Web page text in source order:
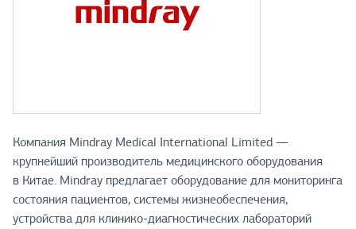
Компания Mindray Medical International Limited —
крупнейший производитель медицинского оборудования
в Китае. Mindray предлагает оборудование для мониторинга
состояния пациентов, системы жизнеобеспечения,
устройства для клинико-диагностических лабораторий